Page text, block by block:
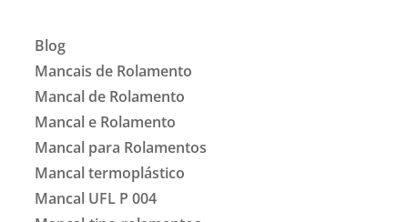
Blog
Mancais de Rolamento
Mancal de Rolamento
Mancal e Rolamento
Mancal para Rolamentos
Mancal termoplástico
Mancal UFL P 004